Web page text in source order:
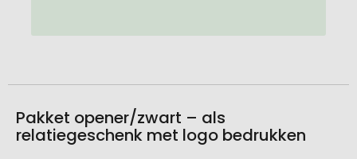
Pakket opener/zwart – als
relatiegeschenk met logo bedrukken